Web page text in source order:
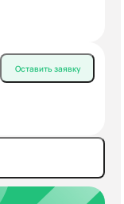
Оставить заявку